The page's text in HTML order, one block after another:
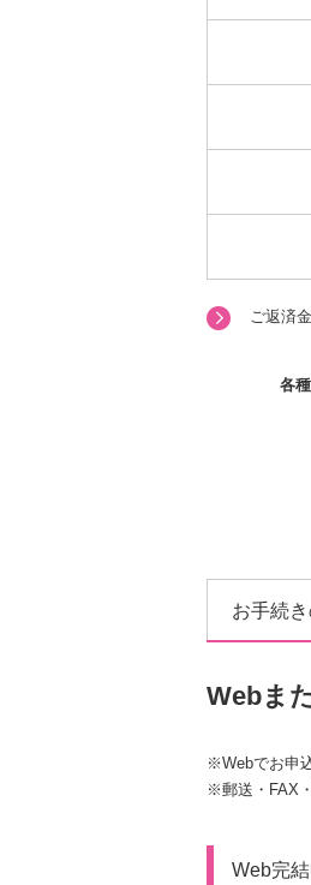
ご返済
各
お手続
Webま
※Webでお申
※郵送・FAX
Web完